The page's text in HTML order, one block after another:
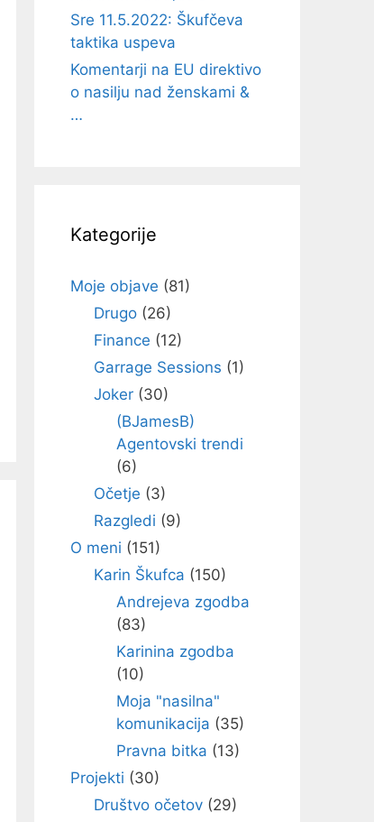
Sre 11.5.2022: Škufčeva
taktika uspeva
Komentarji na EU direktivo
o nasilju nad ženskami &
…
Kategorije
Moje objave (81)
Drugo(26)
Finance (12)
Garrage Sessions (1)
Joker(30)
(BJamesB)
Agentovski trendi
(6)
Očetje (3)
Razgledi (9)
O meni (151)
Karin Škufca (150)
Andrejeva zgodba
(83)
Karinina zgodba
(10)
Moja "nasilna"
komunikacija (35)
Pravna bitka (13)
Projekti (30)
Društvo očetov(29)